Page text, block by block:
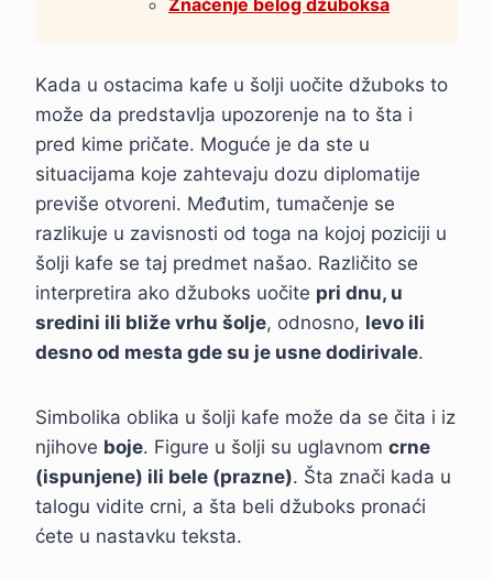
Značenje belog džuboksa
Kada u ostacima kafe u šolji uočite džuboks to
može da predstavlja upozorenje na to šta i
pred kime pričate. Moguće je da ste u
situacijama koje zahtevaju dozu diplomatije
previše otvoreni. Međutim, tumačenje se
razlikuje u zavisnosti od toga na kojoj poziciji u
šolji kafe se taj predmet našao. Različito se
interpretira ako džuboks uočite pri dnu, u
sredini ili bliže vrhu šolje, odnosno, levo ili
desno od mesta gde su je usne dodirivale.
Simbolika oblika u šolji kafe može da se čita i iz
njihove boje. Figure u šolji su uglavnom crne
(ispunjene) ili bele (prazne). Šta znači kada u
talogu vidite crni, a šta beli džuboks pronaći
ćete u nastavku teksta.